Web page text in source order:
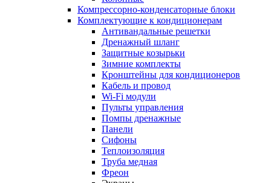
Компрессорно-конденсаторные блоки
Комплектующие к кондиционерам
Антивандальные решетки
Дренажный шланг
Защитные козырьки
Зимние комплекты
Кронштейны для кондиционеров
Кабель и провод
Wi-Fi модули
Пульты управления
Помпы дренажные
Панели
Сифоны
Теплоизоляция
Труба медная
Фреон